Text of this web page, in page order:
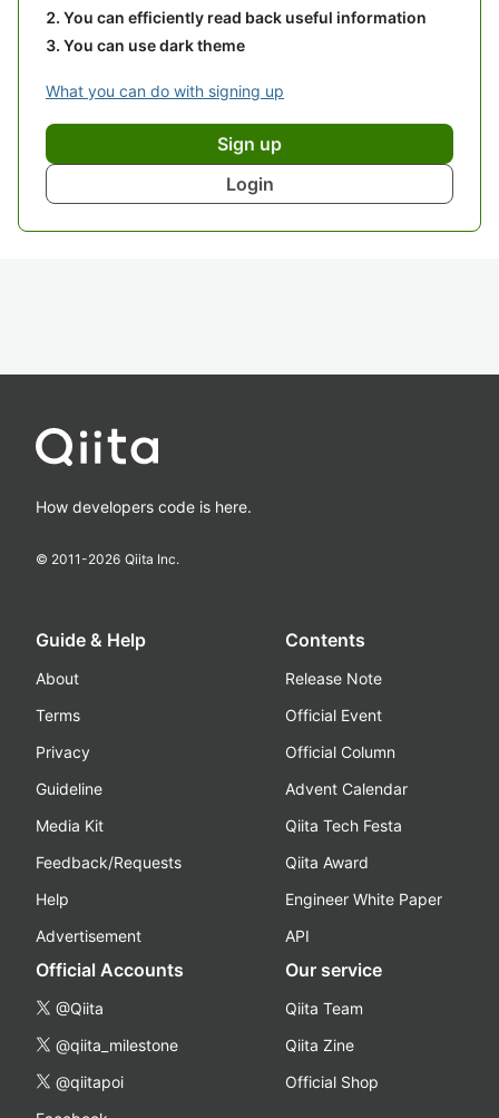
You can efficiently read back useful information
You can use dark theme
What you can do with signing up
Sign up
Login
How developers code is here.
© 2011-2026 Qiita Inc.
Guide & Help
About
Terms
Privacy
Guideline
Media Kit
Feedback/Requests
Help
Advertisement
Contents
Release Note
Official Event
Official Column
Advent Calendar
Qiita Tech Festa
Qiita Award
Engineer White Paper
API
Official Accounts
@Qiita
@qiita_milestone
@qiitapoi
Our service
Qiita Team
Qiita Zine
Official Shop